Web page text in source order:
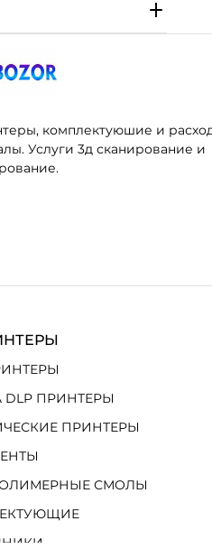
комплектуюшие и
Услуги 3д сканирование и
DLP ПРИНТЕРЫ
ПРИНТЕРЫ
СМОЛЫ